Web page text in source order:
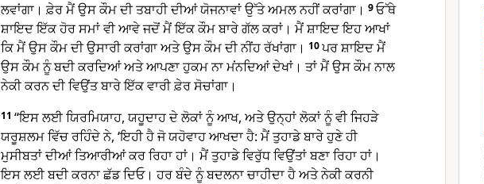
ਲਵਾਂਗਾ। ਫ਼ੇਰ ਮੈਂ ਉਸ ਕੌਮ ਦੀ ਤਬਾਹੀ ਦੀਆਂ ਯੋਜਨਾਵਾਂ ਉੱਤੇ ਅਮਲ ਨਹੀਂ ਕਰਾਂਗਾ। 9ਓੱਥੇ
ਸ਼ਾਇਦ ਇੱਕ ਹੋਰ ਸਮਾਂ ਵੀ ਆਵੇ ਜਦੋਂ ਮੈਂ ਇੱਕ ਕੌਮ ਬਾਰੇ ਗੱਲ ਕਰਾਂ। ਮੈਂ ਸ਼ਾਇਦ ਇਹ ਆਖਾਂ
ਕਿ ਮੈਂ ਉਸ ਕੌਮ ਦੀ ਉਸਾਰੀ ਕਰਾਂਗਾ ਅਤੇ ਉਸ ਕੌਮ ਦੀ ਨੀਂਹ ਰੱਖਾਂਗਾ। 10ਪਰ ਸ਼ਾਇਦ ਮੈਂ
ਉਸ ਕੌਮ ਨੂੰ ਬਦੀ ਕਰਦਿਆਂ ਅਤੇ ਆਪਣਾ ਹੁਕਮ ਨਾ ਮਂਨਦਿਆਂ ਦੇਖਾਂ। ਤਾਂ ਮੈਂ ਉਸ ਕੌਮ ਨਾਲ
ਨੇਕੀ ਕਰਨ ਦੀ ਵਿਉਂਤ ਬਾਰੇ ਇੱਕ ਵਾਰੀ ਫ਼ੇਰ ਸੋਚਾਂਗਾ।
11 “ਇਸ ਲਈ ਯਿਰਮਿਯਾਹ, ਯਹੂਦਾਹ ਦੇ ਲੋਕਾਂ ਨੂੰ ਆਖ, ਅਤੇ ਉਨ੍ਹਾਂ ਲੋਕਾਂ ਨੂੰ ਵੀ ਜਿਹੜੇ
ਯਰੂਸ਼ਲਮ ਵਿੱਚ ਰਹਿੰਦੇ ਨੇ, ‘ਇਹੀ ਹੈ ਜੋ ਯਹੋਵਾਹ ਆਖਦਾ ਹੈ: ਮੈਂ ਤੁਹਾਡੇ ਬਾਰੇ ਹੁਣੇ ਹੀ
ਮੁਸੀਬਤਾਂ ਦੀਆਂ ਤਿਆਰੀਆਂ ਕਰ ਰਿਹਾ ਹਾਂ। ਮੈਂ ਤੁਹਾਡੇ ਵਿਰੁੱਧ ਵਿਉਂਤਾਂ ਬਣਾ ਰਿਹਾ ਹਾਂ।
ਇਸ ਲਈ ਬਦੀ ਕਰਨਾ ਛੱਡ ਦਿਓ। ਹਰ ਬੰਦੇ ਨੂੰ ਬਦਲਨਾ ਚਾਹੀਦਾ ਹੈ ਅਤੇ ਨੇਕੀ ਕਰਨੀ